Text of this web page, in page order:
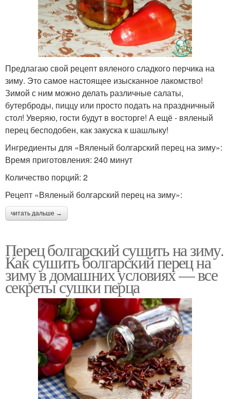
Предлагаю свой рецепт вяленого сладкого перчика на
зиму. Это самое настоящее изысканное лакомство!
Зимой с ним можно делать различные салаты,
бутерброды, пиццу или просто подать на праздничный
стол! Уверяю, гости будут в восторге! А ещё - вяленый
перец бесподобен, как закуска к шашлыку!
Ингредиенты для «Вяленый болгарский перец на зиму»:
Время приготовления: 240 минут
Количество порций: 2
Рецепт «Вяленый болгарский перец на зиму»:
читать дальше →
Перец болгарский сушить на зиму.
Как сушить болгарский перец на
зиму в домашних условиях — все
секреты сушки перца